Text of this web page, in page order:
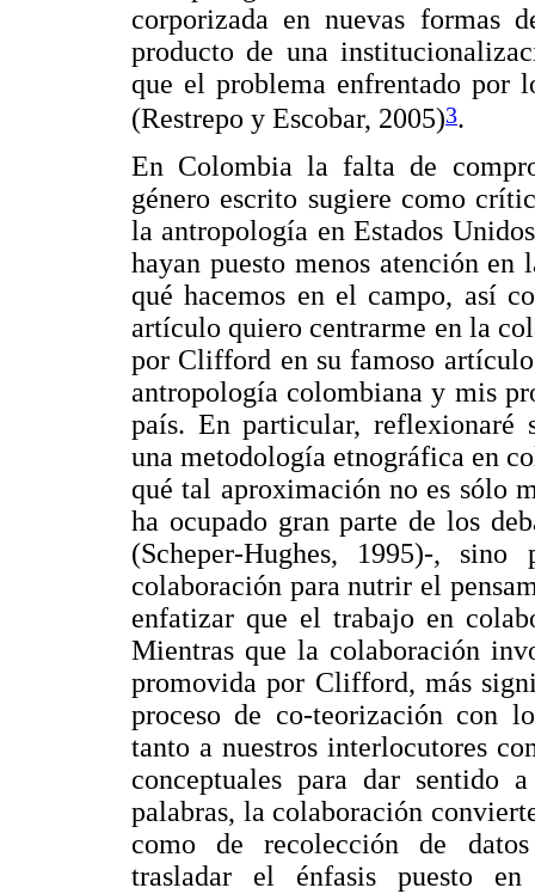
corporizada en nuevas formas
producto de una
que el problema enfrentado por
(Restrepo y Escobar, 2005)3.
En Colombia la falta de
género escrito sugiere como
la antropología en Estados
hayan puesto menos atención
qué hacemos en el campo, así
artículo quiero centrarme en la
por Clifford en su famoso
antropología colombiana y mis
país. En particular, reflexionaré
una metodología etnográfica en
qué tal aproximación no es sólo
ha ocupado gran parte de los
(Scheper-Hughes, 1995)-,
colaboración para nutrir el
enfatizar que el trabajo en
Mientras que la colaboración
promovida por Clifford, más
proceso de co-teorización con
tanto a nuestros interlocutores
conceptuales para dar sentido
palabras, la colaboración
como de recolección de
trasladar el énfasis puesto